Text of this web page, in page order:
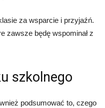
za wsparcie i przyjaźń.
zawsze będę wspominał z
szkolnego
podsumować to, czego